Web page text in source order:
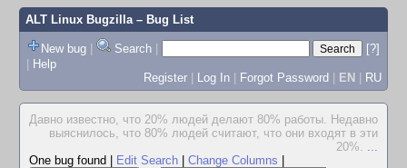
ALT Linux Bugzilla– Bug List
New bug | Search |
[?]
| Help
Register | Log In | Forgot Password | EN | RU
Давно известно, что 20% людей делают 80% работы. Недавно
выяснилось, что 80% людей считают, что они входят в эти
20%. ...
One bug found
Edit Search Change Columns